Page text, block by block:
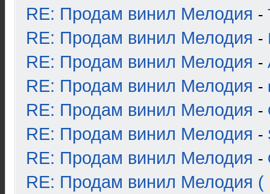
RE: Продам винил Мелодия -
RE: Продам винил Мелодия -
RE: Продам винил Мелодия -
RE: Продам винил Мелодия -
RE: Продам винил Мелодия -
RE: Продам винил Мелодия -
RE: Продам винил Мелодия -
RE: Продам винил Мелодия (